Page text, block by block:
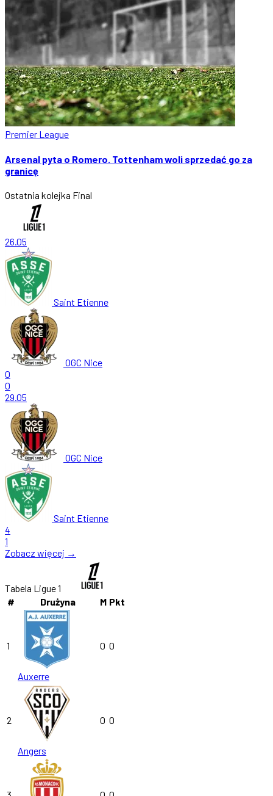
Premier League
Arsenal pyta o Romero. Tottenham woli sprzedać go za
granicę
Ostatnia kolejka Final
26.05
Saint Etienne
OGC Nice
0
0
29.05
OGC Nice
Saint Etienne
4
1
Zobacz więcej →
Tabela Ligue 1
#
Drużyna M Pkt
1
Auxerre
0 0
2
Angers
0 0